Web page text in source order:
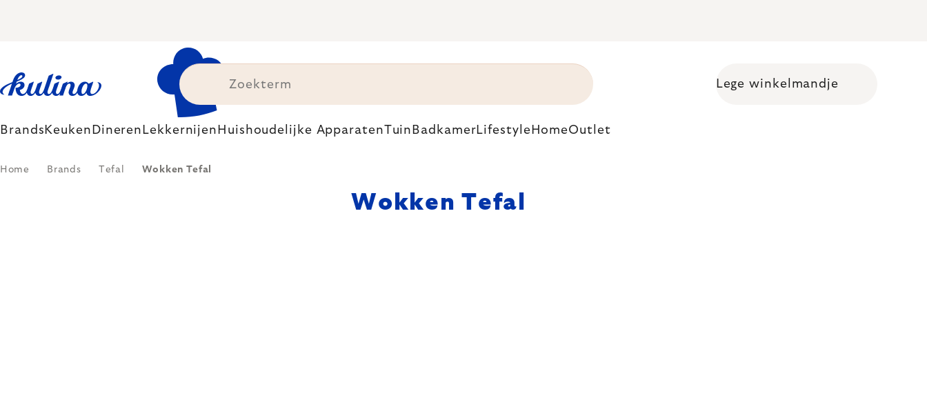
Shopping cart
Lege winkelmandje
Brands Keuken Dineren Lekkernijen Huishoudelijke ApparatenTuin BadkamerLifestyle HomeOutlet
Home Brands Tefal Wokken Tefal
Wokken Tefal